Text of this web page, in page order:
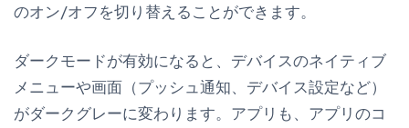
のオン/オフを切り替えることができます。
ダークモードが有効になると、デバイスのネイティブ
メニューや画面（プッシュ通知、デバイス設定など）
がダークグレーに変わります。アプリも、アプリのコ